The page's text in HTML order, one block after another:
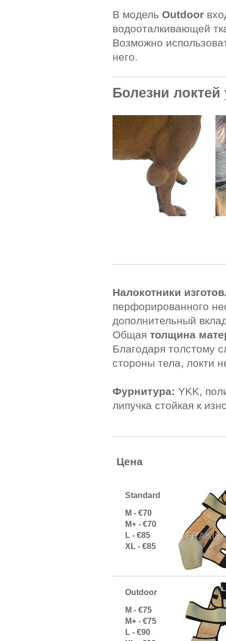
В модель Outdoor
водооталкивающей
Возможно
него.
Болезни локтей
Налокотники
перфорированного
дополнительный
Общая толщина
Благодаря толстому
стороны тела, локти
Фурнитура: YKK,
липучка стойкая к
Цена
Standard
М - €70
М+ - €70
L - €85
XL - €85
Оutdoor
М - €75
М+ - €75
L - €90